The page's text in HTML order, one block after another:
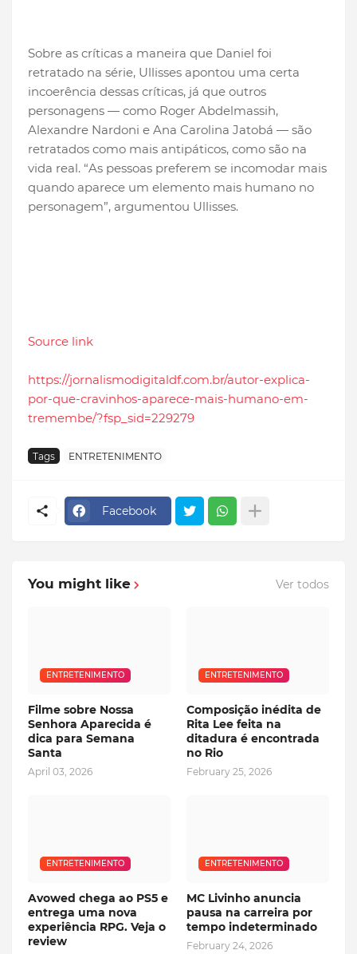
Sobre as críticas a maneira que Daniel foi
retratado na série, Ullisses apontou uma certa
incoerência dessas críticas, já que outros
personagens — como Roger Abdelmassih,
Alexandre Nardoni e Ana Carolina Jatobá — são
retratados como mais antipáticos, como são na
vida real. “As pessoas preferem se incomodar mais
quando aparece um elemento mais humano no
personagem”, argumentou Ullisses.
Source link
https://jornalismodigitaldf.com.br/autor-explica-
por-que-cravinhos-aparece-mais-humano-em-
tremembe/?fsp_sid=229279
Tags ENTRETENIMENTO
Facebook
You might like Ver todos
ENTRETENIMENTO
Filme sobre Nossa
Senhora Aparecida é
dica para Semana
Santa
April 03, 2026
ENTRETENIMENTO
Composição inédita de
Rita Lee feita na
ditadura é encontrada
no Rio
February 25, 2026
ENTRETENIMENTO
Avowed chega ao PS5 e
entrega uma nova
experiência RPG. Veja o
review
ENTRETENIMENTO
MC Livinho anuncia
pausa na carreira por
tempo indeterminado
February 24, 2026